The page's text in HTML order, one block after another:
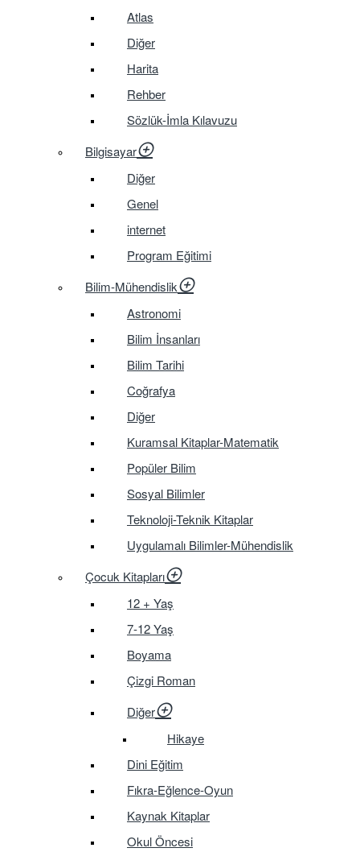
Atlas
Diğer
Harita
Rehber
Sözlük-İmla Kılavuzu
Bilgisayar
Diğer
Genel
internet
Program Eğitimi
Bilim-Mühendislik
Astronomi
Bilim İnsanları
Bilim Tarihi
Coğrafya
Diğer
Kuramsal Kitaplar-Matematik
Popüler Bilim
Sosyal Bilimler
Teknoloji-Teknik Kitaplar
Uygulamalı Bilimler-Mühendislik
Çocuk Kitapları
12 + Yaş
7-12 Yaş
Boyama
Çizgi Roman
Diğer
Hikaye
Dini Eğitim
Fıkra-Eğlence-Oyun
Kaynak Kitaplar
Okul Öncesi